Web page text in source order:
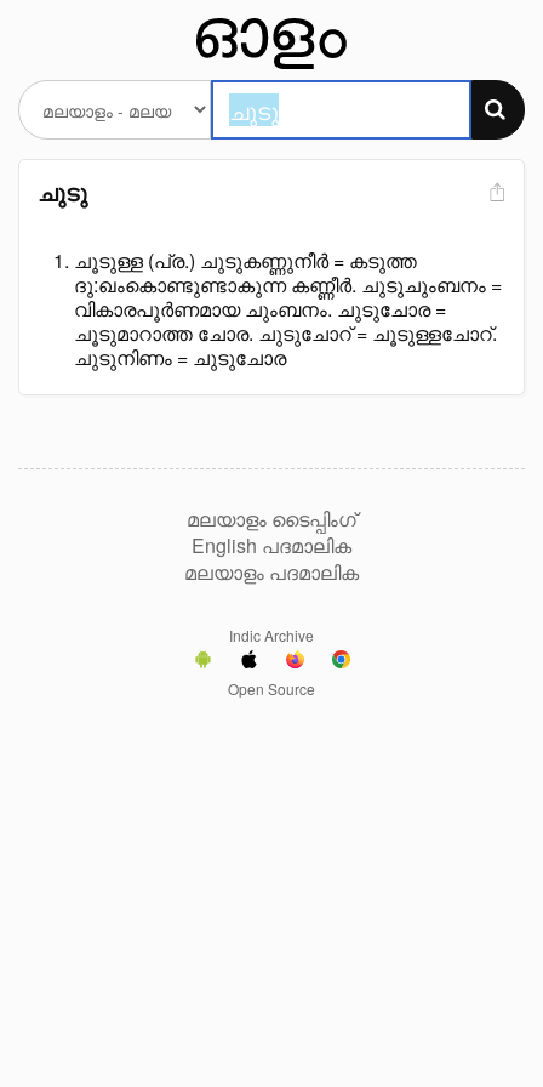
ചുടു
ചൂടുള്ള (പ്ര.) ചുടുകണ്ണുനീർ = കടുത്ത
ദു:ഖംകൊണ്ടുണ്ടാകുന്ന കണ്ണീർ. ചുടുചുംബനം =
വികാരപൂർണമായ ചുംബനം. ചുടുചോര =
ചൂടുമാറാത്ത ചോര. ചുടുചോറ് = ചൂടുള്ളചോറ്.
ചുടുനിണം = ചുടുചോര
മലയാളം ടൈപ്പിംഗ്
English പദമാലിക
മലയാളം പദമാലിക
Indic Archive
Open Source